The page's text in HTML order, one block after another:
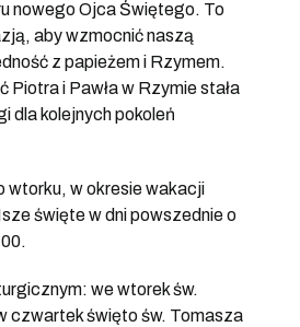
nowego Ojca Świętego. To
aby wzmocnić naszą
z papieżem i Rzymem.
Piotra i Pawła w Rzymie stała
dla kolejnych pokoleń
wtorku, w okresie wakacji
święte w dni powszednie o
we wtorek św.
czwartek święto św. Tomasza